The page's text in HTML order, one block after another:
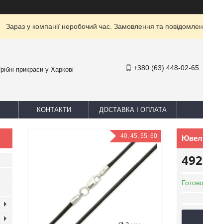
Зараз у компанії неробочий час. Замовлення та
прикраси у Харкові +380 (63) 448-02-65
КОНТАКТИ ДОСТАВКА І ОПЛАТА
40, 45, 55, 60